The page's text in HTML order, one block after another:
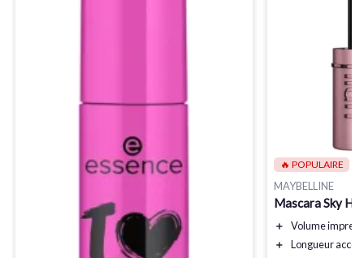
🔥 POPULAIRE
MAYBELLINE
Mascara Sky
＋ Volume
＋
Longueur